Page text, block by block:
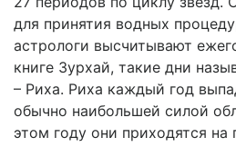
для принятия водных
астрологи высчитывают
книге Зурхай, такие дни
– Риха. Риха каждый год
обычно наибольшей силой
этом году они приходятся на